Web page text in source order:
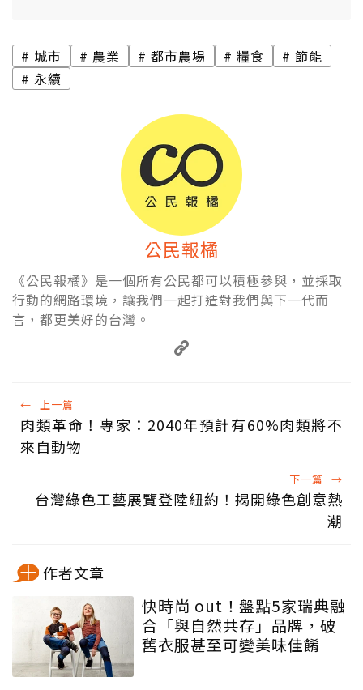
城市 農業 都市農場 糧食
節能
永續
公民報橘
《公民報橘》是一個所有公民都可以積極參與，並採取
行動的網路環境，讓我們一起打造對我們與下一代而
言，都更美好的台灣。
← 上一篇
肉類革命！專家：2040年預計有60%肉類將不
來自動物
下一篇 →
台灣綠色工藝展覽登陸紐約！揭開綠色創意熱
潮
作者文章
快時尚 out！盤點5家瑞典融
合「與自然共存」品牌，破
舊衣服甚至可變美味佳餚